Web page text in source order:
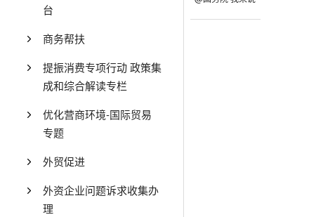
台
商务帮扶
提振消费专项行动 政策集
成和综合解读专栏
优化营商环境-国际贸易
专题
外贸促进
外资企业问题诉求收集办
理